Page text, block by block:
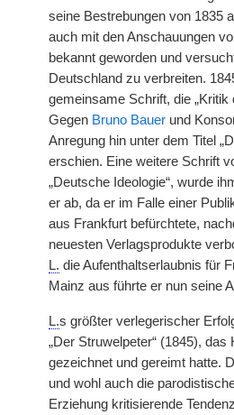
seine Bestrebungen von 1835
auch mit den Anschauungen
bekannt geworden und
Deutschland zu verbreiten.
gemeinsame Schrift, die
Gegen Bruno Bauer und
Anregung hin unter dem Titel
erschien. Eine weitere Schrift
„Deutsche Ideologie“, wurde
er ab, da er im Falle einer
aus Frankfurt befürchtete,
neuesten Verlagsprodukte
L. die Aufenthaltserlaubnis für
Mainz aus führte er nun seine
L.s größter verlegerischer
„Der Struwelpeter“ (1845),
gezeichnet und gereimt hatte.
und wohl auch die
Erziehung kritisierende